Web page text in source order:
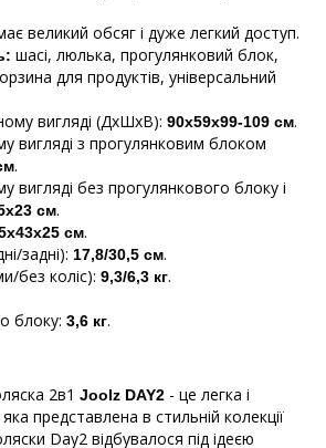
великий обсяг і дуже легкий доступ.
шасі, люлька, прогулянковий блок,
для продуктів, універсальний
вигляді (ДхШхВ): 90х59х99-109 см.
вигляді з прогулянковим блоком
.
вигляді без прогулянкового блоку і
см.
см.
задні): 17,8/30,5 см.
без коліс): 9,3/6,3 кг.
блоку: 3,6 кг.
2в1 Joolz DAY2 - це легка і
представлена ​​в стильній колекції
Day2 відбувалося під ідеєю